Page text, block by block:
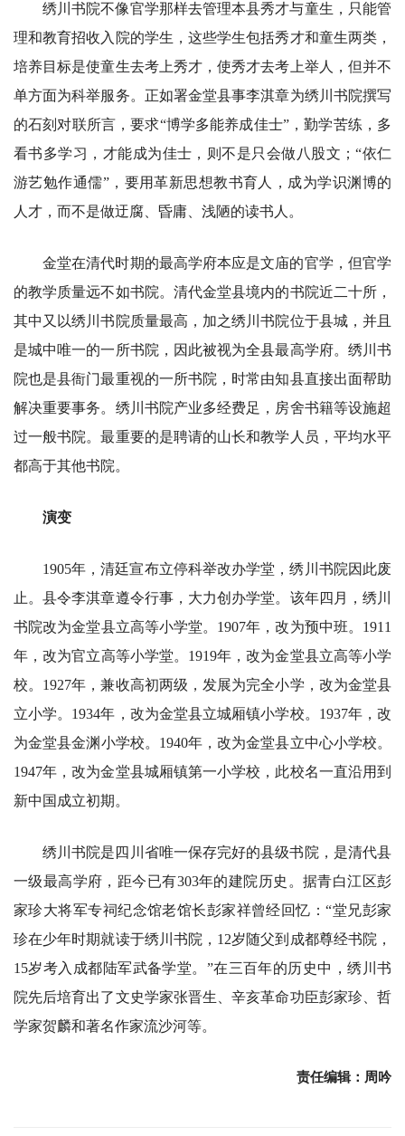
绣川书院不像官学那样去管理本县秀才与童生，只能管
理和教育招收入院的学生，这些学生包括秀才和童生两类，
培养目标是使童生去考上秀才，使秀才去考上举人，但并不
单方面为科举服务。正如署金堂县事李淇章为绣川书院撰写
的石刻对联所言，要求“博学多能养成佳士”，勤学苦练，多
看书多学习，才能成为佳士，则不是只会做八股文；“依仁
游艺勉作通儒”，要用革新思想教书育人，成为学识渊博的
人才，而不是做迂腐、昏庸、浅陋的读书人。
金堂在清代时期的最高学府本应是文庙的官学，但官学
的教学质量远不如书院。清代金堂县境内的书院近二十所，
其中又以绣川书院质量最高，加之绣川书院位于县城，并且
是城中唯一的一所书院，因此被视为全县最高学府。绣川书
院也是县衙门最重视的一所书院，时常由知县直接出面帮助
解决重要事务。绣川书院产业多经费足，房舍书籍等设施超
过一般书院。最重要的是聘请的山长和教学人员，平均水平
都高于其他书院。
演变
1905年，清廷宣布立停科举改办学堂，绣川书院因此废
止。县令李淇章遵令行事，大力创办学堂。该年四月，绣川
书院改为金堂县立高等小学堂。1907年，改为预中班。1911
年，改为官立高等小学堂。1919年，改为金堂县立高等小学
校。1927年，兼收高初两级，发展为完全小学，改为金堂县
立小学。1934年，改为金堂县立城厢镇小学校。1937年，改
为金堂县金渊小学校。1940年，改为金堂县立中心小学校。
1947年，改为金堂县城厢镇第一小学校，此校名一直沿用到
新中国成立初期。
绣川书院是四川省唯一保存完好的县级书院，是清代县
一级最高学府，距今已有303年的建院历史。据青白江区彭
家珍大将军专祠纪念馆老馆长彭家祥曾经回忆：“堂兄彭家
珍在少年时期就读于绣川书院，12岁随父到成都尊经书院，
15岁考入成都陆军武备学堂。”在三百年的历史中，绣川书
院先后培育出了文史学家张晋生、辛亥革命功臣彭家珍、哲
学家贺麟和著名作家流沙河等。
责任编辑：周吟